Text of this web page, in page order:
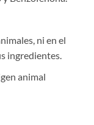
ni en el
ingredientes.
animal